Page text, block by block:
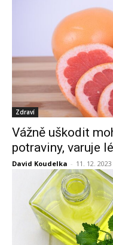
Zdraví
Vážně uškodit
potraviny, varuje
David Koudelka - 11. 12. 2023